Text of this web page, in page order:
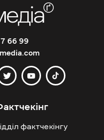
66 99
фактчекінгу